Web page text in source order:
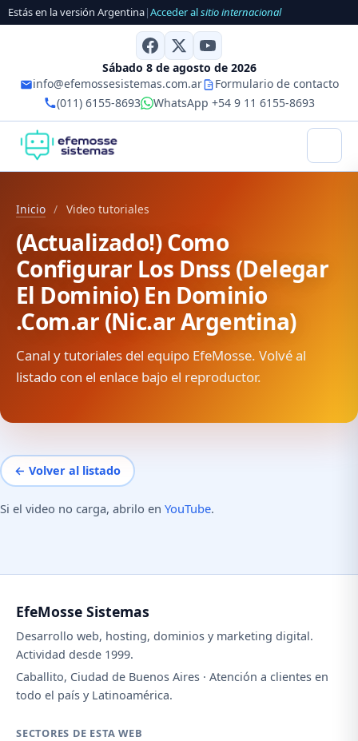
Estás en la versión Argentina|Acceder alsitio internacional
Sábado 8 de agosto de 2026
info@efemossesistemas.com.ar
Formulario de contacto
(011) 6155-8693
WhatsApp +54 9 11 6155-8693
Inicio / Video tutoriales
(Actualizado!) Como
Configurar Los Dnss (Delegar
El Dominio) En Dominio
.Com.ar (Nic.ar Argentina)
Canal y tutoriales del equipo EfeMosse. Volvé al
listado con el enlace bajo el reproductor.
← Volver al listado
Si el video no carga, abrilo en YouTube.
EfeMosse Sistemas
Desarrollo web, hosting, dominios y marketing digital.
Actividad desde 1999.
Caballito, Ciudad de Buenos Aires · Atención a clientes en
todo el país y Latinoamérica.
SECTORES DE ESTA WEB